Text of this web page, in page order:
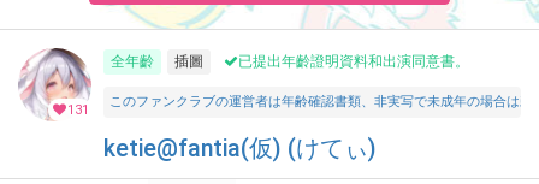
131
全年齡 插圖 已提出年齡證明資料和出演同意書。
このファンクラブの運営者は年齢確認書類、非実写で未成年の場合は
ketie@fantia(仮) (けてぃ)